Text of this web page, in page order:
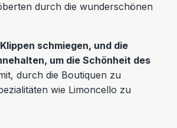
durch die wunderschönen
schmiegen, und die
um die Schönheit des
durch die Boutiquen zu
wie Limoncello zu